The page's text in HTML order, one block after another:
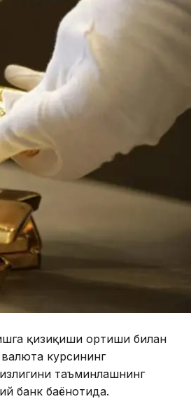
қизиқиши ортиши билан
курсининг
таъминлашнинг
банк баёнотида.